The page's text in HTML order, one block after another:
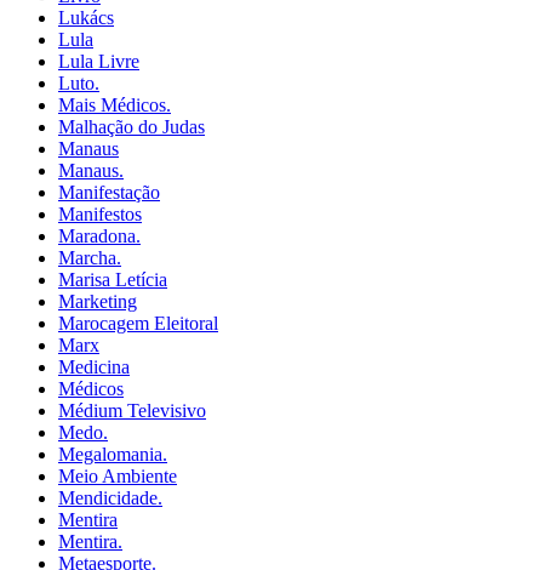
Lukács
Lula
Lula Livre
Luto.
Mais Médicos.
Malhação do Judas
Manaus
Manaus.
Manifestação
Manifestos
Maradona.
Marcha.
Marisa Letícia
Marketing
Marocagem Eleitoral
Marx
Medicina
Médicos
Médium Televisivo
Medo.
Megalomania.
Meio Ambiente
Mendicidade.
Mentira
Mentira.
Metaesporte.